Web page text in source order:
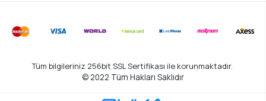
Tüm bilgileriniz 256bit SSL Sertifikası ile korunmaktadır.
© 2022 Tüm Hakları Saklıdır